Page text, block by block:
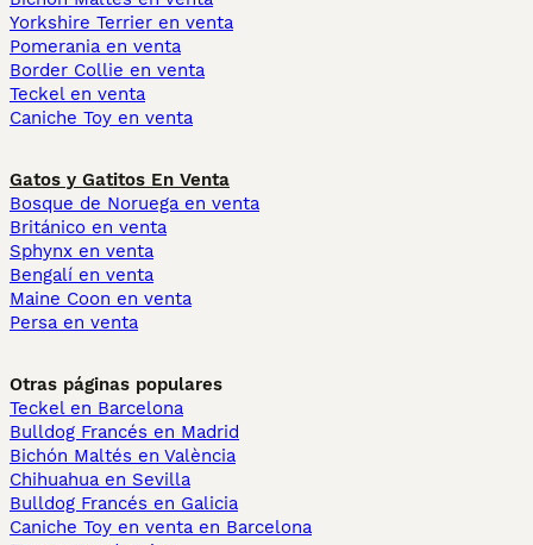
Yorkshire Terrier en venta
Pomerania en venta
Border Collie en venta
Teckel en venta
Caniche Toy en venta
Gatos y Gatitos En Venta
Bosque de Noruega en venta
Británico en venta
Sphynx en venta
Bengalí en venta
Maine Coon en venta
Persa en venta
Otras páginas populares
Teckel en Barcelona
Bulldog Francés en Madrid
Bichón Maltés en València
Chihuahua en Sevilla
Bulldog Francés en Galicia
Caniche Toy en venta en Barcelona